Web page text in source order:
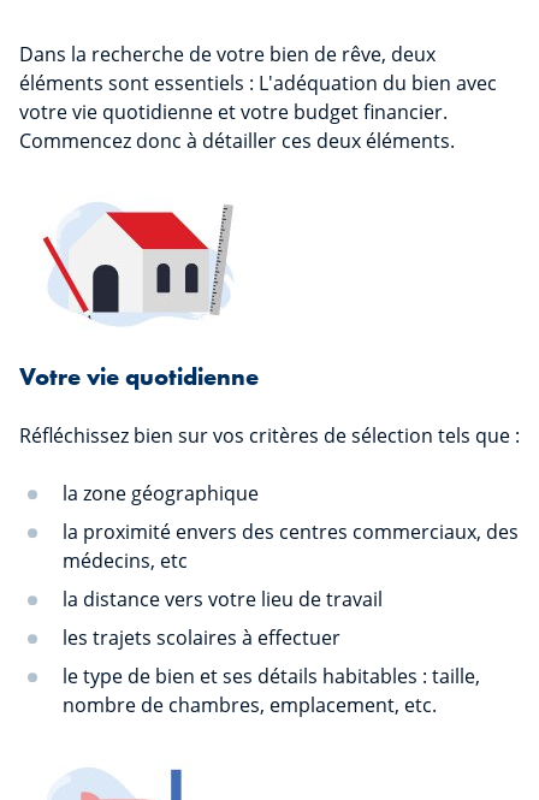
Dans la recherche de votre bien de rêve, deux
éléments sont essentiels : L'adéquation du bien avec
votre vie quotidienne et votre budget financier.
Commencez donc à détailler ces deux éléments.
Votre vie quotidienne
Réfléchissez bien sur vos critères de sélection tels que :
la zone géographique
la proximité envers des centres commerciaux, des
médecins, etc
la distance vers votre lieu de travail
les trajets scolaires à effectuer
le type de bien et ses détails habitables : taille,
nombre de chambres, emplacement, etc.